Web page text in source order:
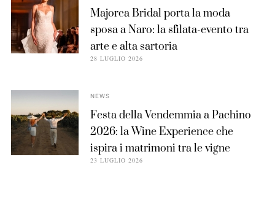
Majorca Bridal porta la moda
sposa a Naro: la sfilata-evento tra
arte e alta sartoria
28 LUGLIO 2026
NEWS
Festa della Vendemmia a Pachino
2026: la Wine Experience che
ispira i matrimoni tra le vigne
23 LUGLIO 2026